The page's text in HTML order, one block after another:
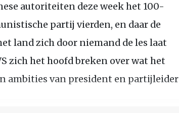
autoriteiten deze week het 100-
partij vierden, en daar de
land zich door niemand de les laat
zich het hoofd breken over wat het
ambities van president en partijleider